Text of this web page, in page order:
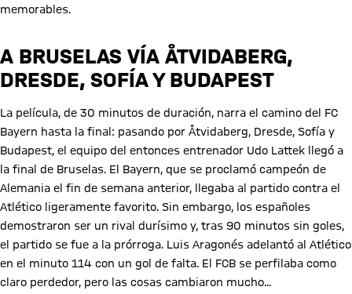
memorables.
A BRUSELAS VÍA ÅTVIDABERG,
DRESDE, SOFÍA Y BUDAPEST
La película, de 30 minutos de duración, narra el camino del FC
Bayern hasta la final: pasando por Åtvidaberg, Dresde, Sofía y
Budapest, el equipo del entonces entrenador Udo Lattek llegó a
la final de Bruselas. El Bayern, que se proclamó campeón de
Alemania el fin de semana anterior, llegaba al partido contra el
Atlético ligeramente favorito. Sin embargo, los españoles
demostraron ser un rival durísimo y, tras 90 minutos sin goles,
el partido se fue a la prórroga. Luis Aragonés adelantó al Atlético
en el minuto 114 con un gol de falta. El FCB se perfilaba como
claro perdedor, pero las cosas cambiaron mucho...